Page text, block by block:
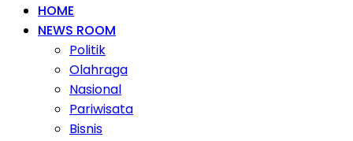
HOME
NEWS ROOM
Politik
Olahraga
Nasional
Pariwisata
Bisnis